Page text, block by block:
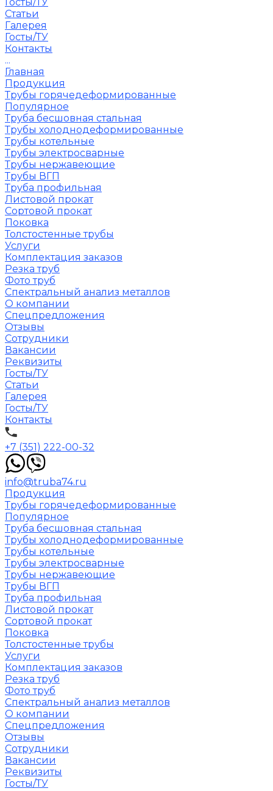
Статьи
Галерея
Госты/ТУ
Контакты
...
Главная
Продукция
Трубы горячедеформированные
Популярное
Труба бесшовная стальная
Трубы холоднодеформированные
Трубы котельные
Трубы электросварные
Трубы нержавеющие
Трубы ВГП
Труба профильная
Листовой прокат
Сортовой прокат
Поковка
Толстостенные трубы
Услуги
Комплектация заказов
Резка труб
Фото труб
Спектральный анализ металлов
О компании
Спецпредложения
Отзывы
Сотрудники
Вакансии
Реквизиты
Госты/ТУ
Статьи
Галерея
Госты/ТУ
Контакты
+7 (351) 222-00-32
info@truba74.ru
Продукция
Трубы горячедеформированные
Популярное
Труба бесшовная стальная
Трубы холоднодеформированные
Трубы котельные
Трубы электросварные
Трубы нержавеющие
Трубы ВГП
Труба профильная
Листовой прокат
Сортовой прокат
Поковка
Толстостенные трубы
Услуги
Комплектация заказов
Резка труб
Фото труб
Спектральный анализ металлов
О компании
Спецпредложения
Отзывы
Сотрудники
Вакансии
Реквизиты
Госты/ТУ